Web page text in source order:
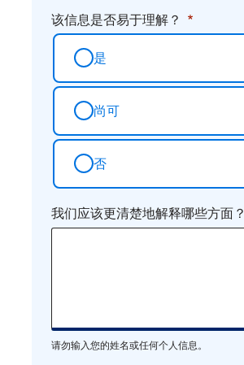
该信息是否易于理解？
是
尚可
否
我们应该更清楚地解释哪些方面？
请勿输入您的姓名或任何个人信息。